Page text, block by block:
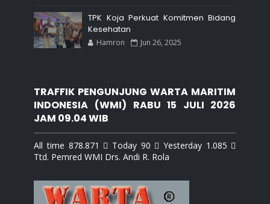
TPK Koja Perkuat Komitmen Bidang
Kesehatan
Hamron Jun 26, 2025
TRAFFIK PENGUNJUNG WARTA MARITIM
INDONESIA (WMI) RABU 15 JULI 2026
JAM 09.04 WIB
All time 878.871  Today 90  Yesterday 1.085 
Ttd. Pemred WMI Drs. Andi R. Rola